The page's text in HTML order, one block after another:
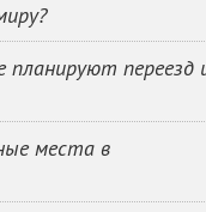
переезд
места в